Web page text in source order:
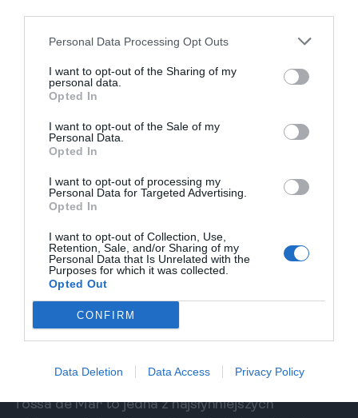
Personal Data Processing Opt Outs
I want to opt-out of the Sharing of my
personal data.
Opted In
I want to opt-out of the Sale of my
Personal Data.
Opted In
I want to opt-out of processing my
Personal Data for Targeted Advertising.
Opted In
I want to opt-out of Collection, Use,
Retention, Sale, and/or Sharing of my
Personal Data that Is Unrelated with the
Purposes for which it was collected.
Opted Out
CONFIRM
Data Deletion Data Access Privacy Policy
Muzeum El Greco
Muzeum El Greco prezentuje dzieła słynnego
Toledem. W muzeum znajdują się nie tylko obrazy,
ale również przedmioty codziennego użytku, które
ilustrują życie artysty. Jest to must-visit dla
miłośników sztuki i kultury, a także dla tych, którzy
wieku.
5. Costa Brava - Piękno Natury
Costa Brava to region znany z pięknych plaż,
krystalicznie czystej wody i malowniczych wiosek
rybackich. To idealne miejsce dla tych, którzy
pragną połączyć wypoczynek z aktywnością.
Region ten ma wiele do zaoferowania: od sportów
wodnych po zwiedzanie urokliwych miasteczek,
takich jak Tossa de Mar czy Cadaqués.
Tossa de Mar to jedna z najsłynniejszych